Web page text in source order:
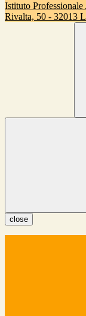
Istituto
Rivalta, 50 - 32013
close